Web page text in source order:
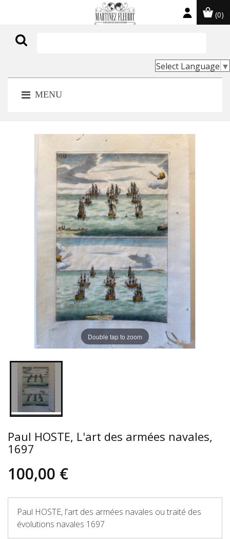
(0)
Select Language ▼
MENU
Double tap to zoom
Paul HOSTE, L'art des armées navales,
1697
100,00 €
Paul HOSTE, l'art des armées navales ou traité des
évolutions navales 1697